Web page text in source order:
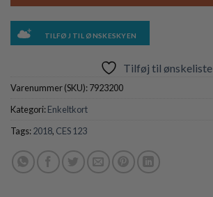
TILFØJ TIL ØNSKESKYEN
Tilføj til ønskeliste
Varenummer (SKU):7923200
Kategori:Enkeltkort
Tags:2018, CES 123